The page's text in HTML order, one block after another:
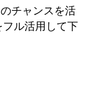
チャンスを活
ル活用して下